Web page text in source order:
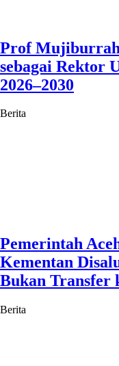
Prof
sebagai Rektor
2026–2030
Berita
Pemerintah
Kementan
Bukan Transfer
Berita